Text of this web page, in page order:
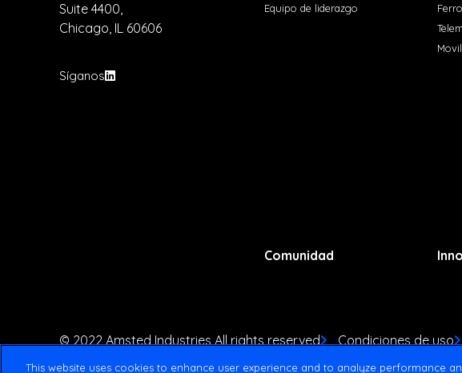
Suite 4400,
Chicago, IL 60606
Síganos
Equipo de liderazgo
Comunidad
© 2022 Amsted Industries All rights reserved Condiciones de uso
This website uses cookies to enhance user experience and to analyze performance